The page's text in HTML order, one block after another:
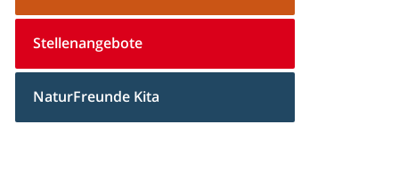
Stellenangebote
NaturFreunde Kita